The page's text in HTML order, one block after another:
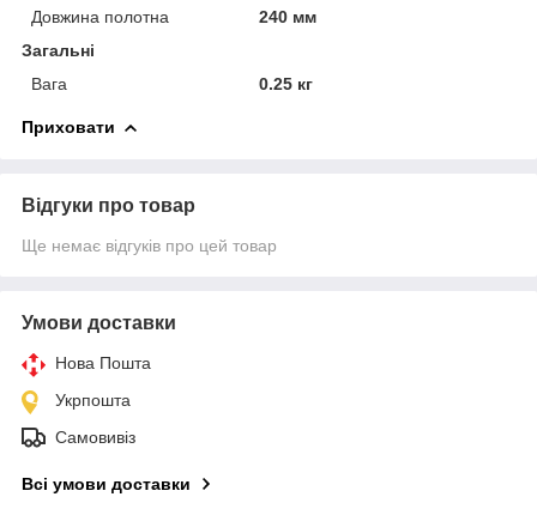
Довжина полотна
240 мм
Загальні
Вага
0.25 кг
Приховати
Відгуки про товар
Ще немає відгуків про цей товар
Умови доставки
Нова Пошта
Укрпошта
Самовивіз
Всі умови доставки